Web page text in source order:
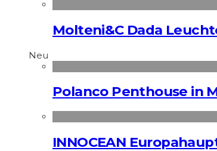
Molteni&C Dada
Neu
Polanco Penthouse in
INNOCEAN